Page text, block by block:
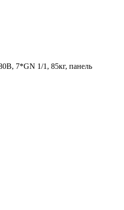
7*GN 1/1, 85кг, панель